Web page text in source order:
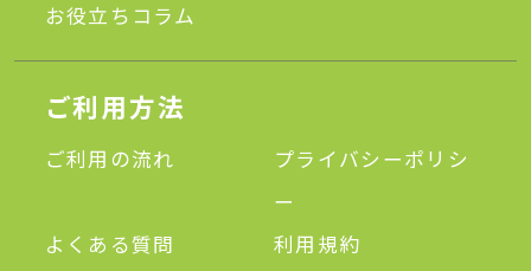
お役立ちコラム
ご利用方法
ご利用の流れ
プライバシーポリシ
ー
よくある質問
利用規約